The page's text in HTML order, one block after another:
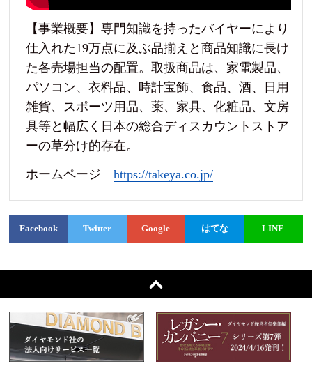
【事業概要】専門知識を持ったバイヤーにより
仕入れた19万点に及ぶ品揃えと商品知識に長け
た各売場担当の配置。取扱商品は、家電製品、
パソコン、衣料品、時計宝飾、食品、酒、日用
雑貨、スポーツ用品、薬、家具、化粧品、文房
具等と幅広く日本の総合ディスカウントストア
ーの草分け的存在。
ホームページhttps://takeya.co.jp/
Facebook Twitter Google はてな LINE